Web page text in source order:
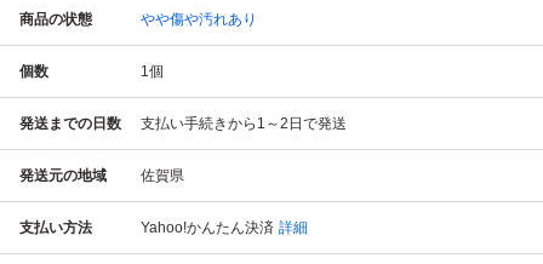
商品の状態 やや傷や汚れあり
個数 1個
発送までの日数 支払い手続きから1～2日で発送
発送元の地域 佐賀県
支払い方法 Yahoo!かんたん決済 詳細